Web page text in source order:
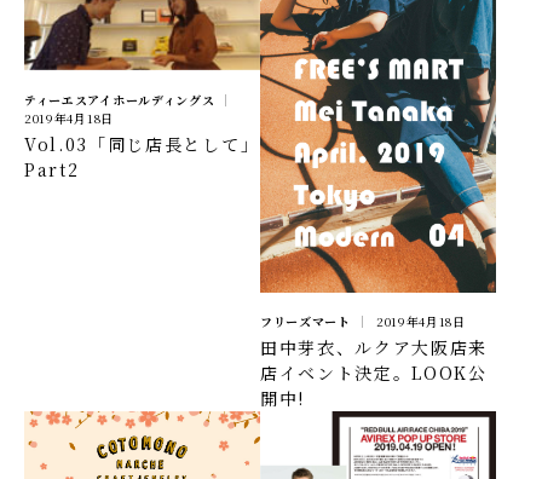
ティーエスアイホールディングス
2019年4月18日
Vol.03「同じ店長として」
Part2
フリーズマート 2019年4月18日
田中芽衣、ルクア大阪店来
店イベント決定。LOOK公
開中!